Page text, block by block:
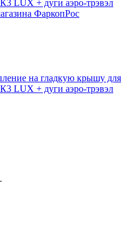
на гладкую крышу для
LUX + дуги аэро-трэвэл